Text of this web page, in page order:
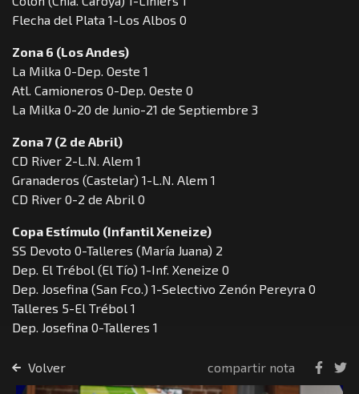
Flecha del Plata 1-Los Albos 0
Zona 6 (Los Andes)
La Milka 0-Dep. Oeste 1
Atl. Camioneros 0-Dep. Oeste 0
La Milka 0-20 de Junio-21 de Septiembre 3
Zona 7 (2 de Abril)
CD River 2-L.N. Alem 1
Granaderos (Castelar) 1-L.N. Alem 1
CD River 0-2 de Abril 0
Copa Estímulo (Infantil Xeneize)
SS Devoto 0-Talleres (María Juana) 2
Dep. El Trébol (El Tío) 1-Inf. Xeneize 0
Dep. Josefina (San Fco.) 1-Selectivo Zenón Pereyra 0
Talleres 5-El Trébol 1
Dep. Josefina 0-Talleres 1
Volver compartir nota